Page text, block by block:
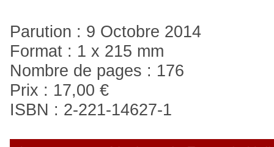
Parution : 9 Octobre 2014
Format : 1 x 215 mm
Nombre de pages : 176
Prix : 17,00 €
ISBN : 2-221-14627-1